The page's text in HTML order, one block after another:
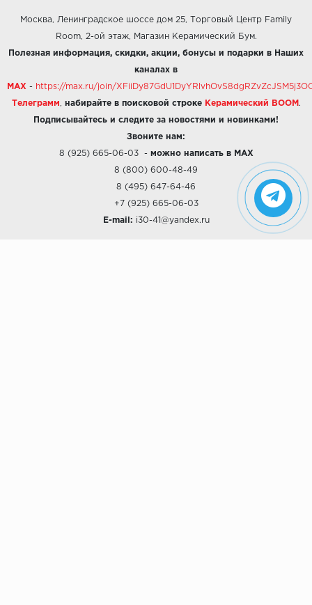
Москва, Ленинградское шоссе дом 25, Торговый Центр Family
Room, 2-ой этаж, Магазин Керамический Бум.
Полезная информация, скидки, акции, бонусы и подарки в Наших
каналах в
MAX - https://max.ru/join/
Телеграмм набирайте в поисковой строке Керамический BOOM .
Подписывайтесь и следите за новостями и новинками!
Звоните нам:
8 (925) 665-06-03- можно написать в MAX
8 (800) 600-48-49
8 (495) 647-64-46
+7 (925) 665-06-03
E-mail: i30-41@yandex.ru